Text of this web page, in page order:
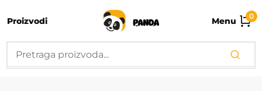
Proizvodi Menu 0